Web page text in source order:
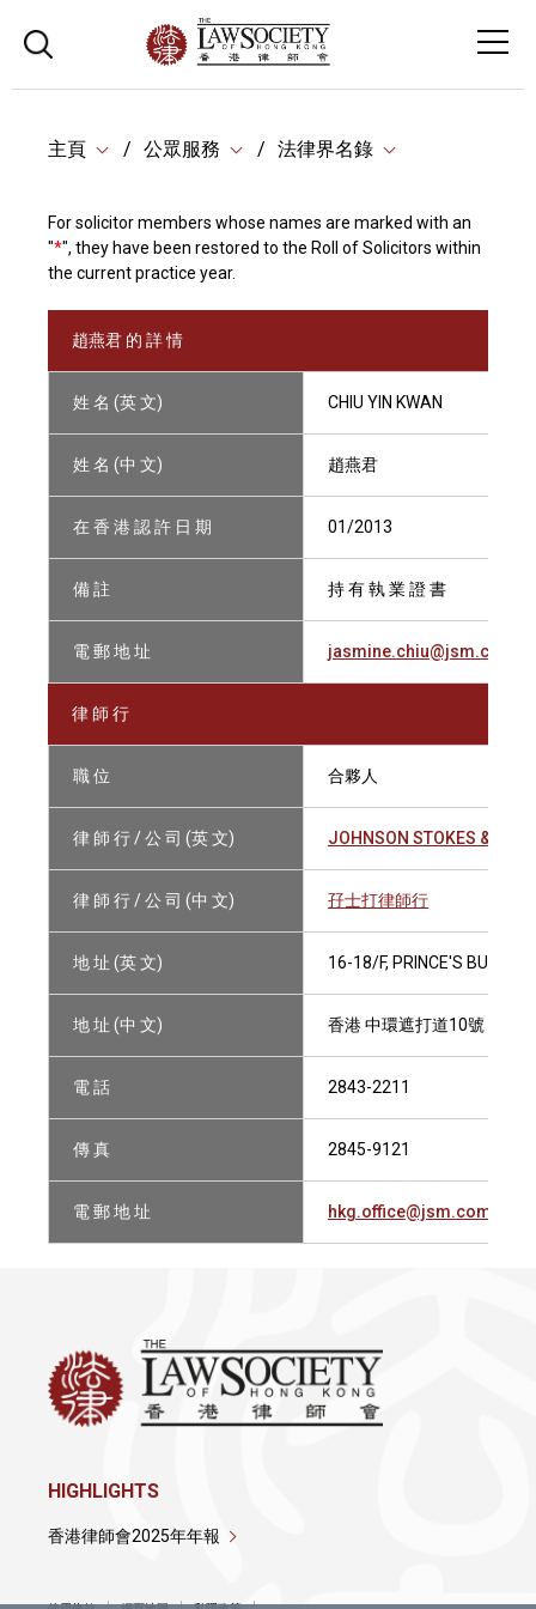
主頁 公眾服務 法律界名錄
For solicitor members whose names are marked with an
"*", they have been restored to the Roll of Solicitors within
the current practice year.
趙燕君 的 詳 情
姓 名 (英 文) CHIU YIN KWAN
姓 名 (中 文) 趙燕君
在 香 港 認 許 日 期 01/2013
備 註 持 有 執 業 證 書
電 郵 地 址 jasmine.chiu@jsm.com
律 師 行
職 位 合夥人
律 師 行 / 公 司 (英 文) JOHNSON STOKES &
律 師 行 / 公 司 (中 文) 孖士打律師行
地 址 (英 文) 16-18/F, PRINCE'S
地 址 (中 文) 香港 中環遮打道10號 太子
電 話 2843-2211
傳 真 2845-9121
電 郵 地 址 hkg.office@jsm.com
HIGHLIGHTS
香港律師會2025年年報